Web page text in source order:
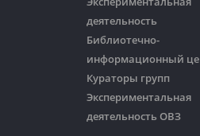
деятельность
Библиотечно-
информационный
Кураторы групп
Экспериментальная
деятельность ОВЗ